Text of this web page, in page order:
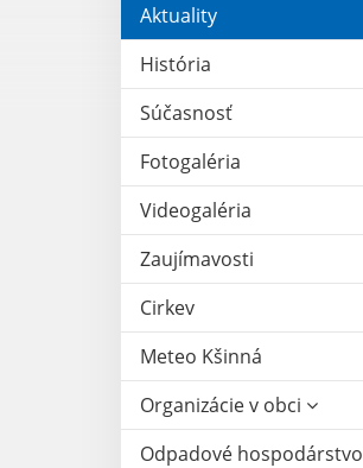
Aktuality
História
Súčasnosť
Fotogaléria
Videogaléria
Zaujímavosti
Cirkev
Meteo Kšinná
Organizácie v obci
Odpadové hospodárstvo